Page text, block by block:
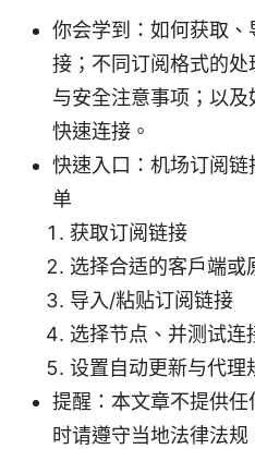
你会学到：如何获取
接；不同订阅格式的
与安全注意事项；以
快速连接。
快速入口：机场订阅
单
获取订阅链接
选择合适的客户端或
导入/粘贴订阅链接
选择节点、并测试连
设置自动更新与代理
提醒：本文章不提供
时请遵守当地法律法